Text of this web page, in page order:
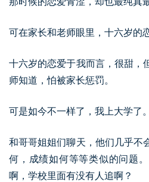
可在家长和老师眼里，十六岁的
十六岁的恋爱于我而言，很甜，
师知道，怕被家长惩罚。
可是如今不一样了，我上大学了。
和哥哥姐姐们聊天，他们几乎不
何，成绩如何等等类似的问题
啊，学校里面有没有人追啊？